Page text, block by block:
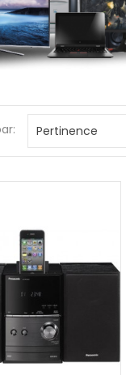
Pertinence